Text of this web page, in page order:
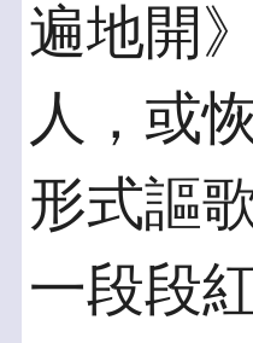
遍地開
人，或
形式謳
一段段